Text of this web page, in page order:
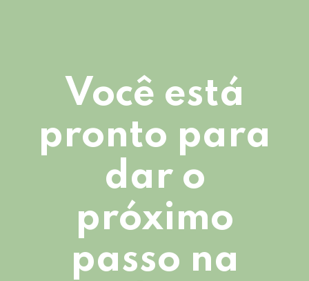
Você está
pronto para
dar o
próximo
passo na